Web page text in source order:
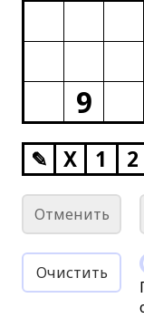
9
✎ X 1 2
Отменить
Очистить